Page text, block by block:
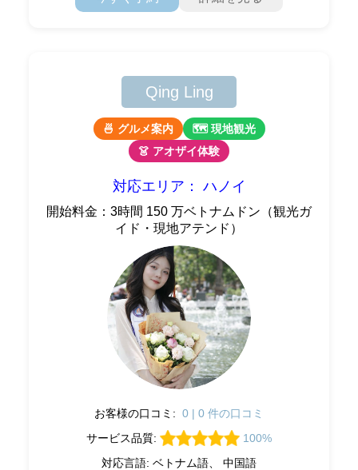
Qing Ling
🍜 グルメ案内
🗺 現地観光
👗 アオザイ体験
対応エリア： ハノイ
開始料金：3時間 150 万ベトナムドン（観光ガ
イド・現地アテンド）
お客様の口コミ: 0 | 0 件の口コミ
サービス品質:
100%
対応言語: ベトナム語、 中国語